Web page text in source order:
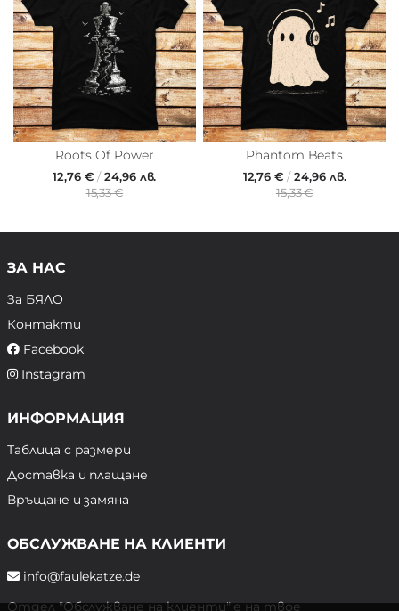
Roots Of Power
12,76 € /24,96 лв.
15,33 €
Phantom Beats
12,76 €/24,96 лв.
15,33 €
ЗА НАС
За БЯЛО
Контакти
Facebook
Instagram
ИНФОРМАЦИЯ
Таблица с размери
Доставка и плащане
Връщане и замяна
ОБСЛУЖВАНЕ НА КЛИЕНТИ
info@faulekatze.de
Отдел "Обслужване на клиенти" е на твое